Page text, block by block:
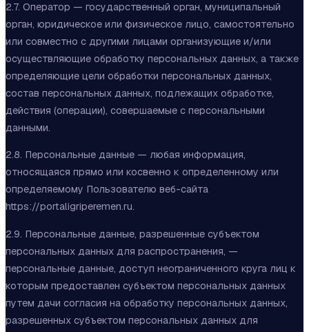
2.7. Оператор — государственный орган, муниципальный
орган, юридическое или физическое лицо, самостоятельно
или совместно с другими лицами организующие и/или
осуществляющие обработку персональных данных, а также
определяющие цели обработки персональных данных,
состав персональных данных, подлежащих обработке,
действия (операции), совершаемые с персональными
данными.
2.8. Персональные данные — любая информация,
относящаяся прямо или косвенно к определенному или
определяемому Пользователю веб-сайта
https://portaligriperemen.ru.
2.9. Персональные данные, разрешенные субъектом
персональных данных для распространения, —
персональные данные, доступ неограниченного круга лиц к
которым предоставлен субъектом персональных данных
путем дачи согласия на обработку персональных данных,
разрешенных субъектом персональных данных для